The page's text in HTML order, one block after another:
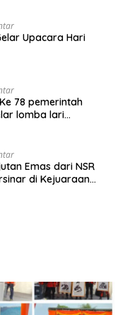
Upacara Hari
78 pemerintah
lomba lari
Emas dari NSR
di Kejuaraan